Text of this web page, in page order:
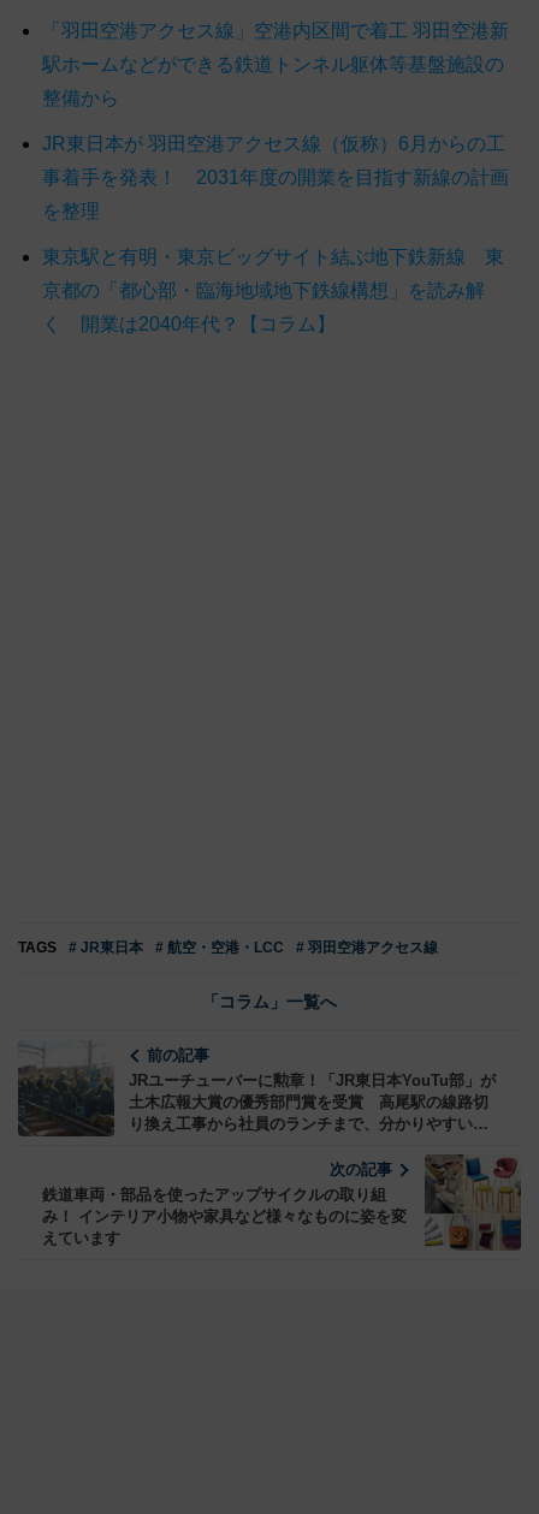
「羽田空港アクセス線」空港内区間で着工 羽田空港新
駅ホームなどができる鉄道トンネル躯体等基盤施設の
整備から
JR東日本が 羽田空港アクセス線（仮称）6月からの工
事着手を発表！ 2031年度の開業を目指す新線の計画
を整理
東京駅と有明・東京ビッグサイト結ぶ地下鉄新線 東
京都の「都心部・臨海地域地下鉄線構想」を読み解
く 開業は2040年代？【コラム】
TAGS # JR東日本 # 航空・空港・LCC # 羽田空港アクセス線
「コラム」一覧へ
前の記事
JRユーチューバーに勲章！「JR東日本YouTu部」が
土木広報大賞の優秀部門賞を受賞 高尾駅の線路切
り換え工事から社員のランチまで、分かりやすい動
次の記事
鉄道車両・部品を使ったアップサイクルの取り組
み！ インテリア小物や家具など様々なものに姿を変
えています